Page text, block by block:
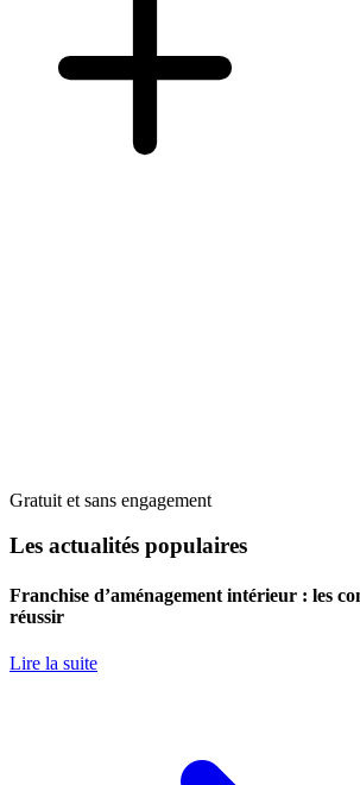
Gratuit et sans engagement
Les actualités populaires
Franchise d’aménagement intérieur : les
réussir
Lire la suite